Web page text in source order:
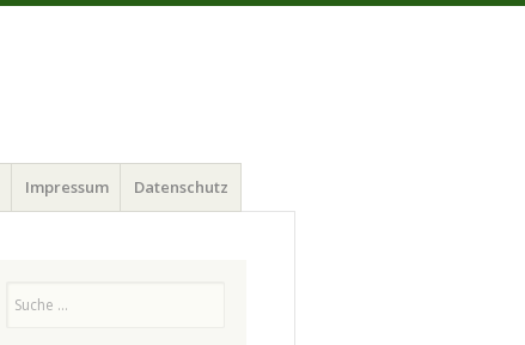
Impressum Datenschutz